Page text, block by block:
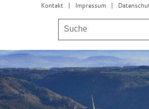
Kontakt | Impressum |
Bürgerservice &
Leben in Hasel